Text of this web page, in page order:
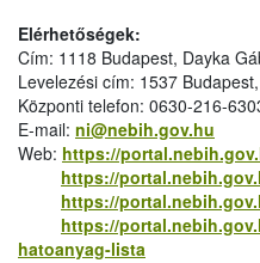
Elérhetőségek:
Cím: 1118 Budapest, Dayka
Levelezési cím: 1537
Központi telefon: 0630-216-
E-mail: ni@nebih.gov.hu
Web: https://
https://
https://
https://
hatoanyag-lista